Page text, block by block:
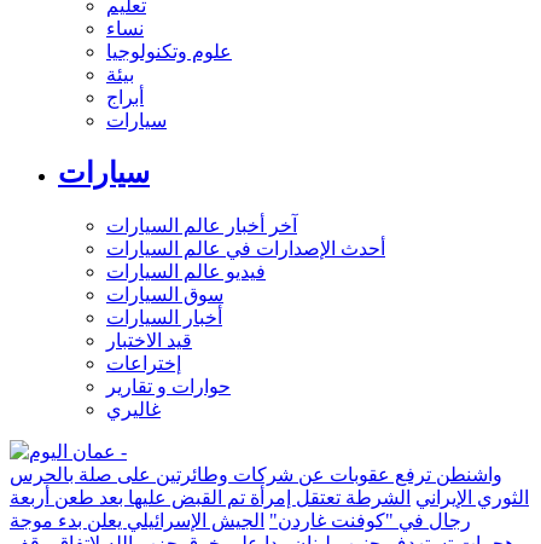
تعليم
نساء
علوم وتكنولوجيا
بيئة
أبراج
سيارات
سيارات
آخر أخبار عالم السيارات
أحدث الإصدارات في عالم السيارات
فيديو عالم السيارات
سوق السيارات
أخبار السيارات
قيد الاختبار
إختراعات
حوارات و تقارير
غاليري
واشنطن ترفع عقوبات عن شركات وطائرتين على صلة بالحرس
الثوري الإيراني الشرطة تعتقل إمرأة تم القبض عليها بعد طعن أربعة
رجال في "كوفنت غاردن" الجيش الإسرائيلي يعلن بدء موجة